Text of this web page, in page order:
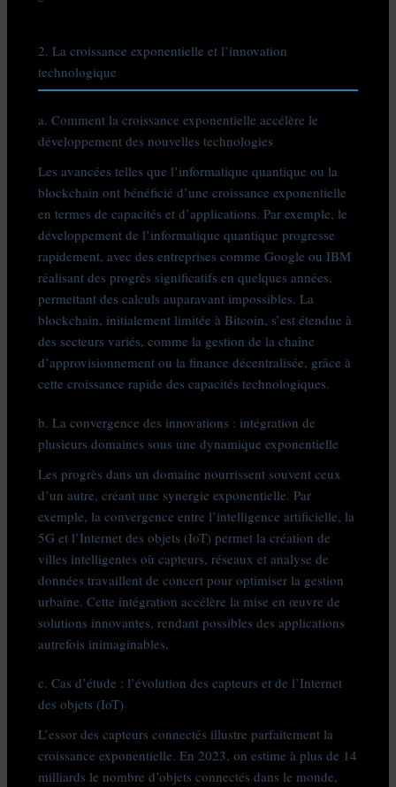
2. La croissance exponentielle et l’innovation
technologique
a. Comment la croissance exponentielle accélère le
développement des nouvelles technologies
Les avancées telles que l’informatique quantique ou la
blockchain ont bénéficié d’une croissance exponentielle
en termes de capacités et d’applications. Par exemple, le
développement de l’informatique quantique progresse
rapidement, avec des entreprises comme Google ou IBM
réalisant des progrès significatifs en quelques années,
permettant des calculs auparavant impossibles. La
blockchain, initialement limitée à Bitcoin, s’est étendue à
des secteurs variés, comme la gestion de la chaîne
d’approvisionnement ou la finance décentralisée, grâce à
cette croissance rapide des capacités technologiques.
b. La convergence des innovations : intégration de
plusieurs domaines sous une dynamique exponentielle
Les progrès dans un domaine nourrissent souvent ceux
d’un autre, créant une synergie exponentielle. Par
exemple, la convergence entre l’intelligence artificielle, la
5G et l’Internet des objets (IoT) permet la création de
villes intelligentes où capteurs, réseaux et analyse de
données travaillent de concert pour optimiser la gestion
urbaine. Cette intégration accélère la mise en œuvre de
solutions innovantes, rendant possibles des applications
autrefois inimaginables.
c. Cas d’étude : l’évolution des capteurs et de l’Internet
des objets (IoT)
L’essor des capteurs connectés illustre parfaitement la
croissance exponentielle. En 2023, on estime à plus de 14
milliards le nombre d’objets connectés dans le monde,